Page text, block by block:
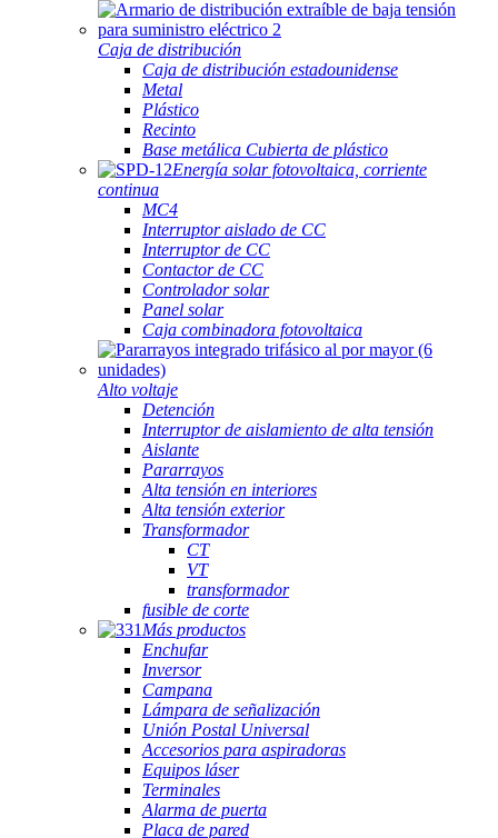
Caja de distribución
Caja de distribución estadounidense
Metal
Plástico
Recinto
Base metálica Cubierta de plástico
Energía solar fotovoltaica, corriente
continua
MC4
Interruptor aislado de CC
Interruptor de CC
Contactor de CC
Controlador solar
Panel solar
Caja combinadora fotovoltaica
Alto voltaje
Detención
Interruptor de aislamiento de alta tensión
Aislante
Pararrayos
Alta tensión en interiores
Alta tensión exterior
Transformador
CT
VT
transformador
fusible de corte
Más productos
Enchufar
Inversor
Campana
Lámpara de señalización
Unión Postal Universal
Accesorios para aspiradoras
Equipos láser
Terminales
Alarma de puerta
Placa de pared